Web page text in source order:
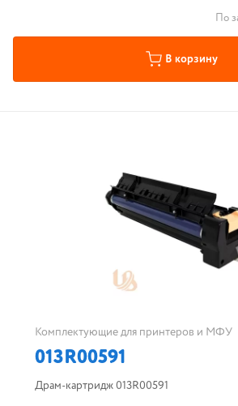
По
В корзину
Комплектующие для принтеров и МФУ
013R00591
Драм-картридж 013R00591